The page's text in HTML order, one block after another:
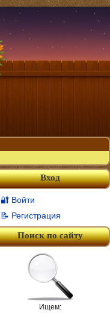
Вход
🔐 Войти
📝 Регистрация
Поиск по сайту
Ищем: